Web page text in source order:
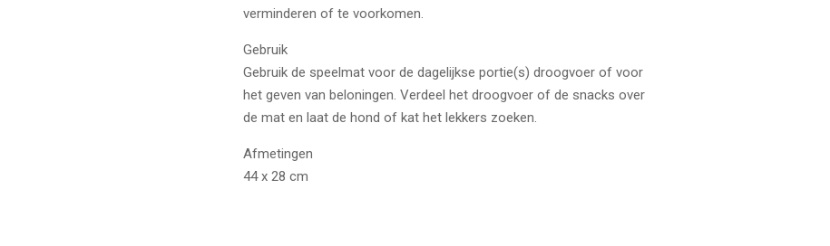
verminderen of te voorkomen.
Gebruik
Gebruik de speelmat voor de dagelijkse portie(s) droogvoer of voor
het geven van beloningen. Verdeel het droogvoer of de snacks over
de mat en laat de hond of kat het lekkers zoeken.
Afmetingen
44 x 28 cm